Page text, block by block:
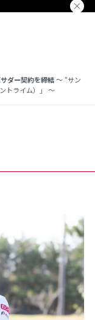
ダー契約を締結～ “サン
トライム）」 ～